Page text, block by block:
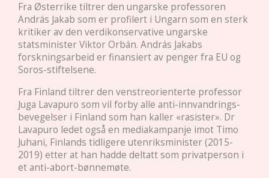
Fra Østerrike tiltrer den ungarske professoren
András Jakab som er profilert i Ungarn som en sterk
kritiker av den verdikonservative ungarske
statsminister Viktor Orbán. András Jakabs
forskningsarbeid er finansiert av penger fra EU og
Soros-stiftelsene.
Fra Finland tiltrer den venstreorienterte professor
Juga Lavapuro som vil forby alle anti-innvandrings-
bevegelser i Finland som han kaller «rasister». Dr
Lavapuro ledet også en mediakampanje imot Timo
Juhani, Finlands tidligere utenriksminister (2015-
2019) etter at han hadde deltatt som privatperson i
et anti-abort-bønnemøte.